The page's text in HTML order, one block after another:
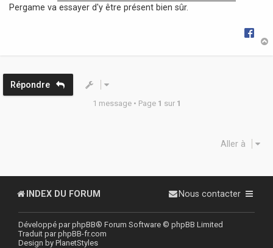
Pergame va essayer d'y être présent bien sûr.
Répondre
1 message • Page 1 sur 1
Aller à
INDEX DU FORUM Nous contacter
Développé parphpBB® Forum Software © phpBB Limited
Traduit parphpBB-fr.com
Design by PlanetStyles